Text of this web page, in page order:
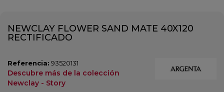
NEWCLAY FLOWER SAND MATE 40X120
RECTIFICADO
Referencia: 93520131
Descubre más de la colección
Newclay - Story